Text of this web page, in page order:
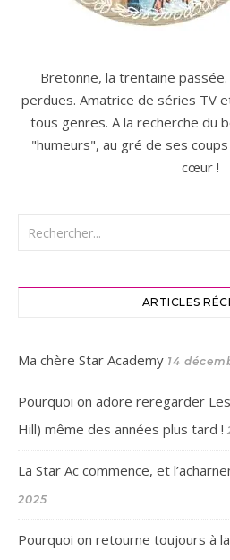
Bretonne, la trentaine
perdues. Amatrice de séries TV
tous genres. A la recherche du
"humeurs", au gré de ses
cœur !
ARTICLES
Ma chère Star Academy 14
Pourquoi on adore reregarder
Hill) même des années plus tard !
La Star Ac commence, et
2025
Pourquoi on retourne toujours à